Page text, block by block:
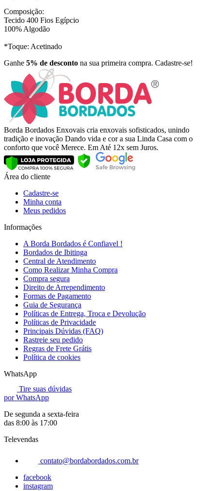
Composição:
Tecido 400 Fios Egípcio
100% Algodão
*Toque: Acetinado
Ganhe 5% de desconto na sua primeira compra. Cadastre-se!
Borda Bordados Enxovais cria enxovais sofisticados, unindo
tradição e inovação Dando vida e cor a sua Linda Casa com o
conforto que você Merece. Em Até 12x sem Juros.
Área do cliente
Cadastre-se
Minha conta
Meus pedidos
Informações
A Borda Bordados é Confiavel !
Bordados de Ibitinga
Central de Atendimento
Como Realizar Minha Compra
Compra segura
Direito de Arrependimento
Formas de Pagamento
Guia de Segurança
Políticas de Entrega, Troca e Devolução
Políticas de Privacidade
Principais Dúvidas (FAQ)
Rastreie seu pedido
Regras de Frete Grátis
Política de cookies
WhatsApp
Tire suas dúvidas
por WhatsApp
De segunda a sexta-feira
das 8:00 às 17:00
Televendas
contato@bordabordados.com.br
facebook
instagram